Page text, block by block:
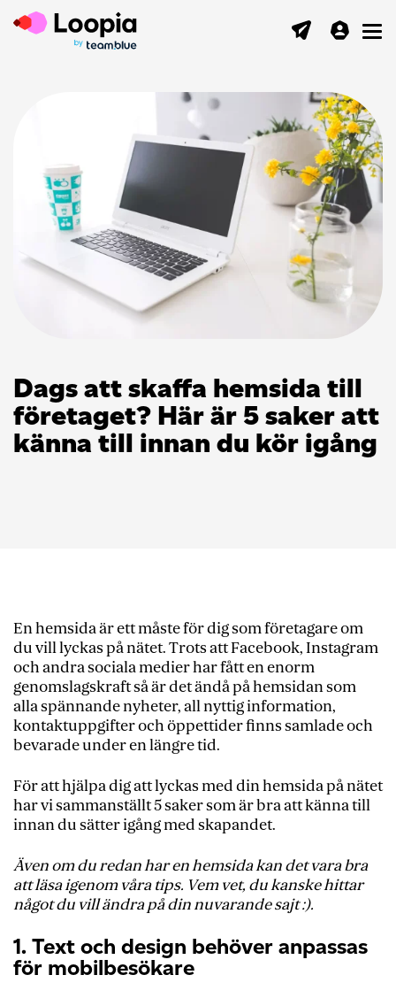
Dags att skaffa hemsida till
företaget? Här är 5 saker att
känna till innan du kör igång
En hemsida är ett måste för dig som företagare om
du vill lyckas på nätet. Trots att Facebook, Instagram
och andra sociala medier har fått en enorm
genomslagskraft så är det ändå på hemsidan som
alla spännande nyheter, all nyttig information,
kontaktuppgifter och öppettider finns samlade och
bevarade under en längre tid.
För att hjälpa dig att lyckas med din hemsida på nätet
har vi sammanställt 5 saker som är bra att känna till
innan du sätter igång med skapandet.
Även om du redan har en hemsida kan det vara bra
att läsa igenom våra tips. Vem vet, du kanske hittar
något du vill ändra på din nuvarande sajt :).
1. Text och design behöver anpassas
för mobilbesökare